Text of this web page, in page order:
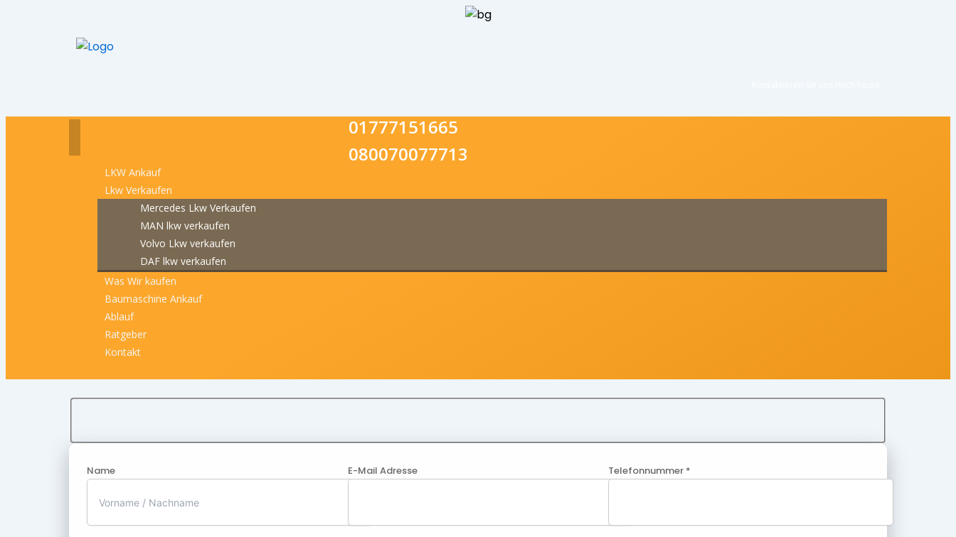
01777151665
080070077713
LKW Ankauf
Lkw Verkaufen
Mercedes Lkw Verkaufen
MAN lkw verkaufen
Volvo Lkw verkaufen
DAF lkw verkaufen
Was Wir kaufen
Baumaschine Ankauf
Ablauf
Ratgeber
Kontakt
Name E-Mail Adresse Telefonnummer *